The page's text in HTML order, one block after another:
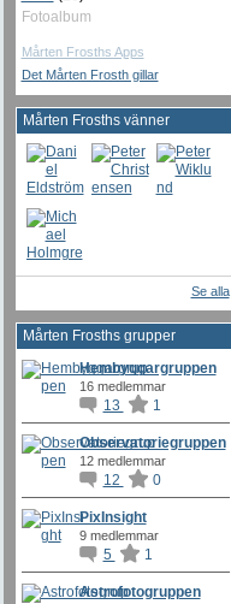
Fotoalbum
Mårten Frosths Apps
Det Mårten Frosth gillar
Mårten Frosths vänner
Se alla
Mårten Frosths grupper
Hembyggargruppen
16 medlemmar
13 1
Observatoriegruppen
12 medlemmar
12 0
PixInsight
9 medlemmar
5 1
Astrofotogruppen